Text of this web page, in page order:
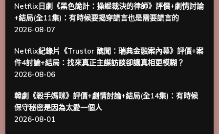
Netflix日劇《黑色詭計：操縱裁決的律師》評價+劇情討論
+結局(全11集)：有時候要揭穿謊言也是需要謊言的
2026-08-07
Netflix紀錄片《Trustor 醜聞：瑞典金融案內幕》評價+案
件4討論+結局：找來真正主謀訪談卻讓真相更模糊？
2026-08-06
韓劇《殺手媽咪》評價+劇情討論+結局(全14集)：有時候
保守秘密是因為太愛一個人
2026-08-01